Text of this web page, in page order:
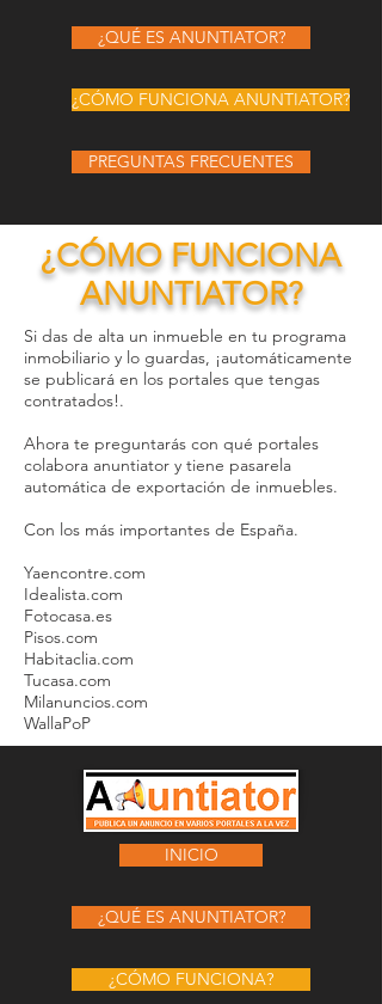
¿QUÉ ES ANUNTIATOR?
¿CÓMO FUNCIONA ANUNTIATOR?
PREGUNTAS FRECUENTES
¿CÓMO FUNCIONA
ANUNTIATOR?
Si das de alta un inmueble en tu programa
inmobiliario y lo guardas, ¡automáticamente
se publicará en los portales que tengas
contratados!.
Ahora te preguntarás con qué portales
colabora anuntiator y tiene pasarela
automática de exportación de inmuebles.
Con los más importantes de España.
Yaencontre.com
Idealista.com
Fotocasa.es
Pisos.com
Habitaclia.com
Tucasa.com
Milanuncios.com
WallaPoP
INICIO
¿QUÉ ES ANUNTIATOR?
¿CÓMO FUNCIONA?